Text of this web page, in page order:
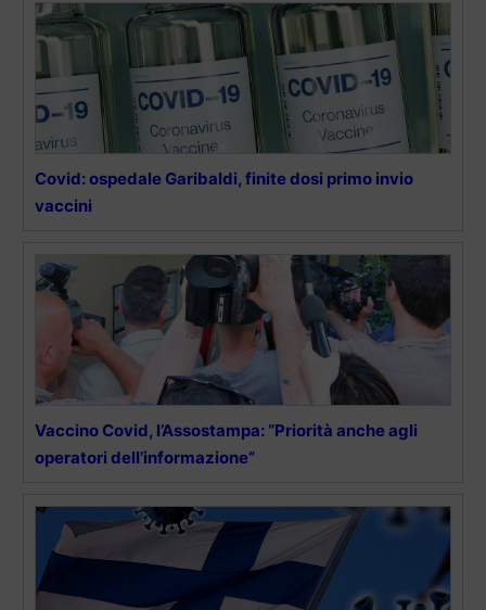
Covid: ospedale Garibaldi, finite dosi primo invio
vaccini
Vaccino Covid, l’Assostampa: “Priorità anche agli
operatori dell’informazione”